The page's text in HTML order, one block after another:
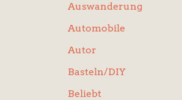
Auswanderung
Automobile
Autor
Basteln/DIY
Beliebt